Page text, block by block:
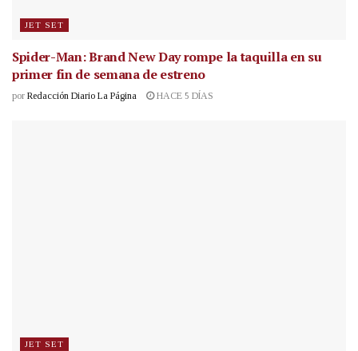
JET SET
Spider-Man: Brand New Day rompe la taquilla en su
primer fin de semana de estreno
por Redacción Diario La Página HACE 5 DÍAS
JET SET